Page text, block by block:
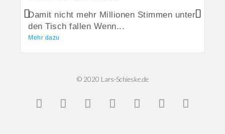
Damit nicht mehr Millionen Stimmen unter
den Tisch fallen Wenn...
Mehr dazu
© 2020 Lars-Schieske.de